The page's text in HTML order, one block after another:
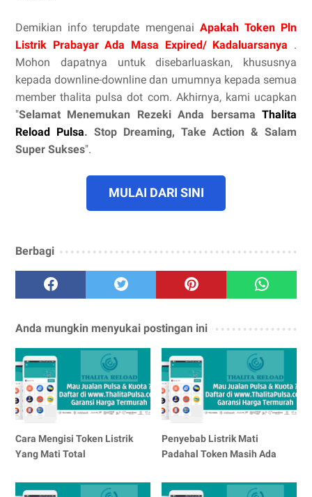
Demikian info terupdate mengenai Apakah Token Pln
Listrik Prabayar Ada Masa Expired/ Kadaluarsanya .
Mohon dapatnya untuk disebarluaskan, khususnya
kepada downline-downline dan umumnya kepada semua
member thalita pulsa dot com. Akhirnya, kami ucapkan
"Selamat Menemukan Rezeki Anda bersama Thalita
Reload Pulsa. Stop Dreaming, Take Action & Salam
Super Sukses".
MULAI DARI SINI
Berbagi
Anda mungkin menyukai postingan ini
Cara Mengisi Token Listrik
Yang Mati Total
Penyebab Listrik Mati
Padahal Token Masih Ada